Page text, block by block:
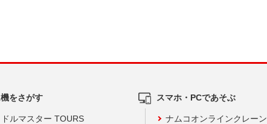
をさがす
ルマスター TOURS
スマホ・PCであそぶ
ナムコオンラインクレーン